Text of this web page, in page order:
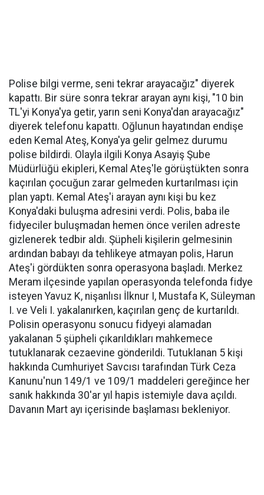
Polise bilgi verme, seni tekrar arayacağız" diyerek
kapattı. Bir süre sonra tekrar arayan aynı kişi, "10 bin
TL'yi Konya'ya getir, yarın seni Konya'dan arayacağız"
diyerek telefonu kapattı. Oğlunun hayatından endişe
eden Kemal Ateş, Konya'ya gelir gelmez durumu
polise bildirdi. Olayla ilgili Konya Asayiş Şube
Müdürlüğü ekipleri, Kemal Ateş'le görüştükten sonra
kaçırılan çocuğun zarar gelmeden kurtarılması için
plan yaptı. Kemal Ateş'i arayan aynı kişi bu kez
Konya'daki buluşma adresini verdi. Polis, baba ile
fidyeciler buluşmadan hemen önce verilen adreste
gizlenerek tedbir aldı. Şüpheli kişilerin gelmesinin
ardından babayı da tehlikeye atmayan polis, Harun
Ateş'i gördükten sonra operasyona başladı. Merkez
Meram ilçesinde yapılan operasyonda telefonda fidye
isteyen Yavuz K, nişanlısı İlknur I, Mustafa K, Süleyman
I. ve Veli I. yakalanırken, kaçırılan genç de kurtarıldı.
Polisin operasyonu sonucu fidyeyi alamadan
yakalanan 5 şüpheli çıkarıldıkları mahkemece
tutuklanarak cezaevine gönderildi. Tutuklanan 5 kişi
hakkında Cumhuriyet Savcısı tarafından Türk Ceza
Kanunu'nun 149/1 ve 109/1 maddeleri gereğince her
sanık hakkında 30'ar yıl hapis istemiyle dava açıldı.
Davanın Mart ayı içerisinde başlaması bekleniyor.